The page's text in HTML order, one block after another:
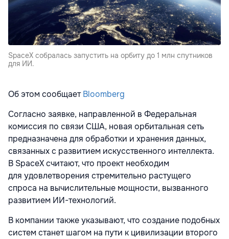
SpaceX собралась запустить на орбиту до 1 млн спутников
для ИИ.
Об этом сообщаетBloomberg
Согласно заявке, направленной в Федеральная
комиссия по связи США, новая орбитальная сеть
предназначена для обработки и хранения данных,
связанных с развитием искусственного интеллекта.
В SpaceX считают, что проект необходим
для удовлетворения стремительно растущего
спроса на вычислительные мощности, вызванного
развитием ИИ-технологий.
В компании также указывают, что создание подобных
систем станет шагом на пути к цивилизации второго